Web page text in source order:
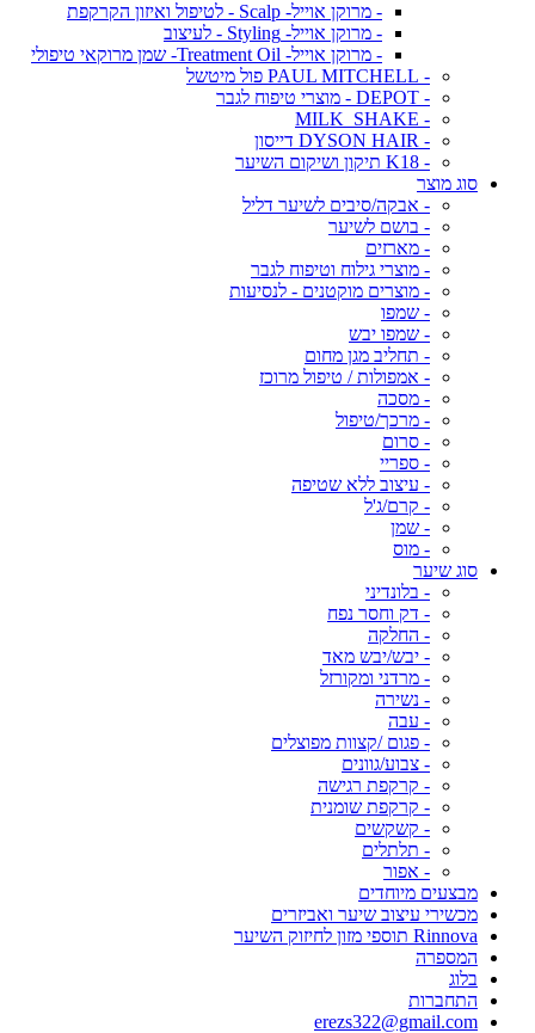
- מרוקן אוייל- Scalp - לטיפול ואיזון הקרקפת
- מרוקן אוייל- Styling - לעיצוב
- מרוקן אוייל- Treatment Oil- שמן מרוקאי טיפולי
- PAUL MITCHELL פול מיטשל
- DEPOT - מוצרי טיפוח לגבר
- MILK_SHAKE
- DYSON HAIR דייסון
- K18 תיקון ושיקום השיער
סוג מוצר
- אבקה/סיבים לשיער דליל
- בושם לשיער
- מארזים
- מוצרי גילוח וטיפוח לגבר
- מוצרים מוקטנים - לנסיעות
- שמפו
- שמפו יבש
- תחליב מגן מחום
- אמפולות / טיפול מרוכז
- מסכה
- מרכך/טיפול
- סרום
- ספריי
- עיצוב ללא שטיפה
- קרם/ג'ל
- שמן
- מוס
סוג שיער
- בלונדיני
- דק וחסר נפח
- החלקה
- יבש/יבש מאד
- מרדני ומקורזל
- נשירה
- עבה
- פגום /קצוות מפוצלים
- צבוע/גוונים
- קרקפת רגישה
- קרקפת שומנית
- קשקשים
- תלתלים
- אפור
מבצעים מיוחדים
מכשירי עיצוב שיער ואביזרים
Rinnova תוספי מזון לחיזוק השיער
המספרה
בלוג
התחברות
erezs322@gmail.com